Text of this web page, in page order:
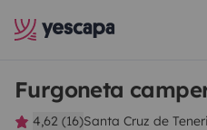
Furgoneta
4,62 (16)Santa Cruz de